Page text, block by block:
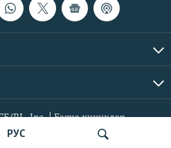
РУС
RL, Inc. | Барча ҳуқуқлар